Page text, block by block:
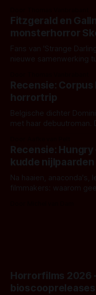
kille stijl vol folklore en
het het al raden?)... de
Fitzgerald en
monsterhorror
Fans van 'Strange
nieuwe samenwerking
'Skeletons', een nieuwe
opnames zijn gestart in
Recensie:
horrortrip
Belgische dichter
met haar debuutroman.
achtergrond, belooft
iets ongrijpbaars. En
waar.
Recensie:
kudde nijlpaarden
Na haaien, anaconda's,
filmmakers: waarom
Horrorfilms 2026
bioscoopreleases